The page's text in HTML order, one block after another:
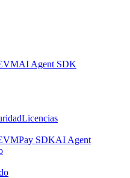
AI Agent SDK
Licencias
Pay SDKAI Agent